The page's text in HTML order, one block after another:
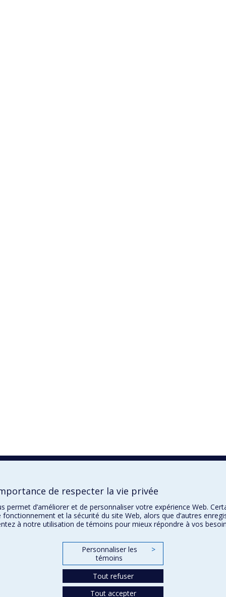
de respecter la vie privée
permet d’améliorer et de personnaliser votre expérience Web.
et la sécurité du site Web, alors que d’autres
à notre utilisation de témoins pour mieux répondre à vos
Personnaliser les
témoins
>
Tout refuser
Tout accepter